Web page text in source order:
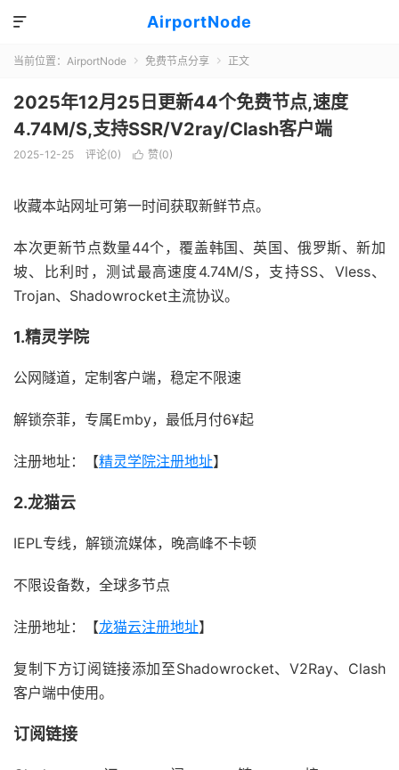
AirportNode

当前位置： AirportNode  免费节点分享  正文
2025年12月25日更新44个免费节点,速度
4.74M/S,支持SSR/V2ray/Clash客户端
2025-12-25 评论(0)  赞(0)
收藏本站网址可第一时间获取新鲜节点。
本次更新节点数量44个，覆盖韩国、英国、俄罗斯、新加
坡、比利时，测试最高速度4.74M/S，支持SS、Vless、
Trojan、Shadowrocket主流协议。
1.精灵学院
公网隧道，定制客户端，稳定不限速
解锁奈菲，专属Emby，最低月付6¥起
注册地址：【精灵学院注册地址】
2.龙猫云
IEPL专线，解锁流媒体，晚高峰不卡顿
不限设备数，全球多节点
注册地址：【龙猫云注册地址】
复制下方订阅链接添加至Shadowrocket、V2Ray、Clash
客户端中使用。
订阅链接